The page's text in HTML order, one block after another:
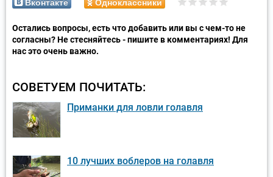
Остались вопросы, есть что добавить или вы с чем-то не
согласны? Не стесняйтесь - пишите в комментариях! Для
нас это очень важно.
СОВЕТУЕМ ПОЧИТАТЬ:
Приманки для ловли голавля
10 лучших воблеров на голавля